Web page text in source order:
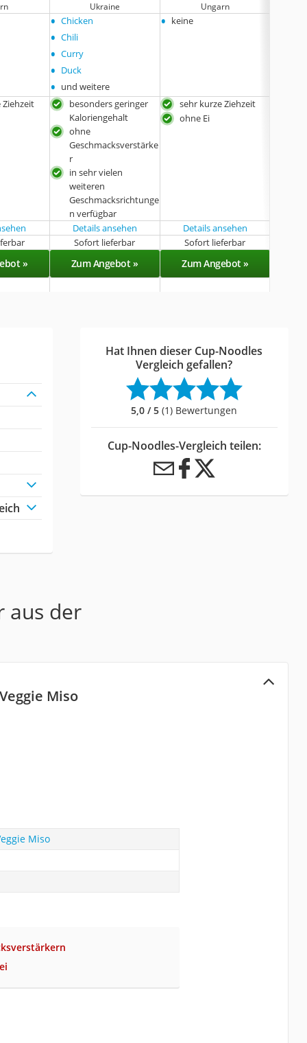
Ukraine Ungarn
• Chicken
• Chili
• Curry
• Duck
• und weitere
• keine
Ziehzeit
besonders geringer
Kaloriengehalt
ohne
Geschmacksverstärke
r
in sehr vielen
weiteren
Geschmacksrichtunge
n verfügbar
sehr kurze Ziehzeit
ohne Ei
Details ansehen
Details ansehen
Sofort lieferbar Sofort lieferbar
» Zum Angebot » Zum Angebot »
Hat Ihnen dieser Cup-Noodles
Vergleich gefallen?
5,0 / 5 (1) Bewertungen
Cup-Noodles-Vergleich teilen:
aus der
Miso
Miso